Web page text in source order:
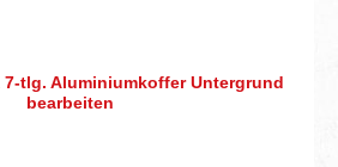
7-tlg. Aluminiumkoffer Untergrund
bearbeiten